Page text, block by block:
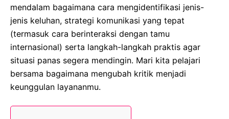
mendalam bagaimana cara mengidentifikasi jenis-
jenis keluhan, strategi komunikasi yang tepat
(termasuk cara berinteraksi dengan tamu
internasional) serta langkah-langkah praktis agar
situasi panas segera mendingin. Mari kita pelajari
bersama bagaimana mengubah kritik menjadi
keunggulan layananmu.